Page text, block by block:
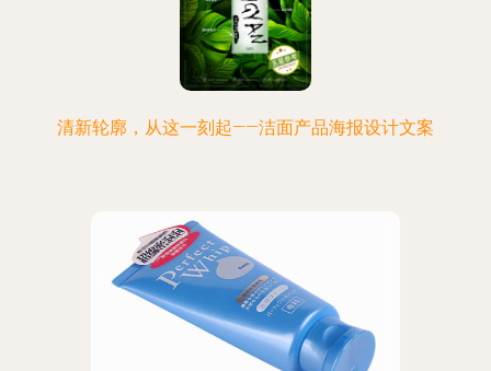
清新轮廓，从这一刻起——洁面产品海报设计文案